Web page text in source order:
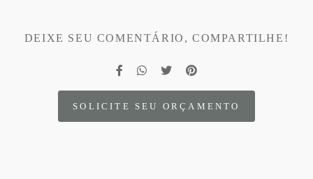
DEIXE SEU COMENTÁRIO, COMPARTILHE!
SOLICITE SEU ORÇAMENTO